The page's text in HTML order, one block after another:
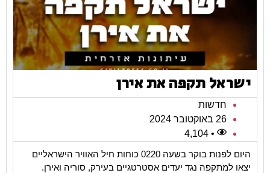
ישראל תקפה את אירן
חדשות
26 באוקטובר 2024
• 4,104
היום לפנות בוקר בשעה 0220 כוחות חיל האוויר הישראליים
יצאו למתקפה נגד יעדים אסטרטגיים בעירק, סוריה ואירן.